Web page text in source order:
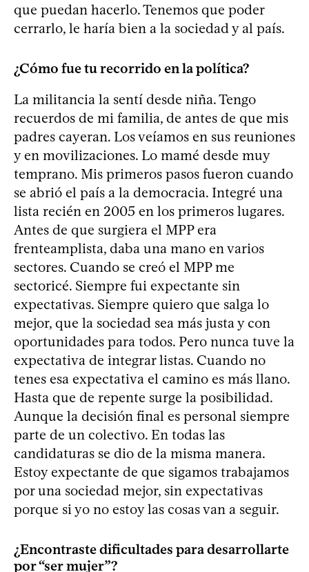
que puedan hacerlo. Tenemos que poder
cerrarlo, le haría bien a la sociedad y al país.
¿Cómo fue tu recorrido en la política?
La militancia la sentí desde niña. Tengo
recuerdos de mi familia, de antes de que mis
padres cayeran. Los veíamos en sus reuniones
y en movilizaciones. Lo mamé desde muy
temprano. Mis primeros pasos fueron cuando
se abrió el país a la democracia. Integré una
lista recién en 2005 en los primeros lugares.
Antes de que surgiera el MPP era
frenteamplista, daba una mano en varios
sectores. Cuando se creó el MPP me
sectoricé. Siempre fui expectante sin
expectativas. Siempre quiero que salga lo
mejor, que la sociedad sea más justa y con
oportunidades para todos. Pero nunca tuve la
expectativa de integrar listas. Cuando no
tenes esa expectativa el camino es más llano.
Hasta que de repente surge la posibilidad.
Aunque la decisión final es personal siempre
parte de un colectivo. En todas las
candidaturas se dio de la misma manera.
Estoy expectante de que sigamos trabajamos
por una sociedad mejor, sin expectativas
porque si yo no estoy las cosas van a seguir.
¿Encontraste dificultades para desarrollarte
por “ser mujer”?